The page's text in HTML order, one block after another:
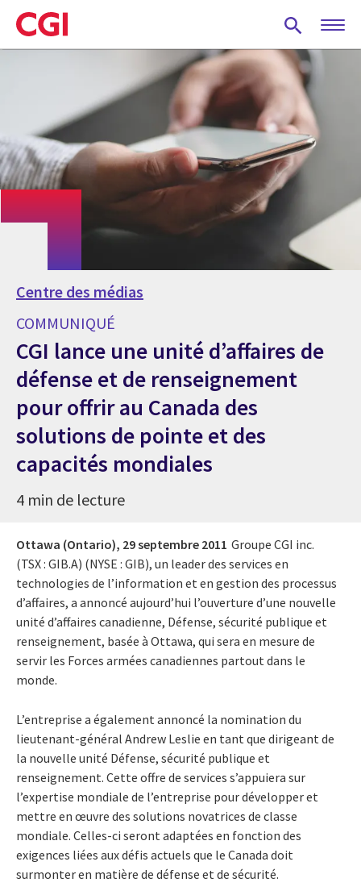
Skip
to
main
Centre des médias
COMMUNIQUÉ
CGI lance une unité d’affaires de
défense et de renseignement
pour offrir au Canada des
solutions de pointe et des
capacités mondiales
4 min de lecture
Ottawa (Ontario), 29 septembre 2011 Groupe CGI inc.
(TSX : GIB.A) (NYSE : GIB), un leader des services en
technologies de l’information et en gestion des processus
d’affaires, a annoncé aujourd’hui l’ouverture d’une nouvelle
unité d’affaires canadienne, Défense, sécurité publique et
renseignement, basée à Ottawa, qui sera en mesure de
servir les Forces armées canadiennes partout dans le
monde.
L’entreprise a également annoncé la nomination du
lieutenant-général Andrew Leslie en tant que dirigeant de
la nouvelle unité Défense, sécurité publique et
renseignement. Cette offre de services s’appuiera sur
l’expertise mondiale de l’entreprise pour développer et
mettre en œuvre des solutions novatrices de classe
mondiale. Celles-ci seront adaptées en fonction des
exigences liées aux défis actuels que le Canada doit
surmonter en matière de défense et de sécurité.